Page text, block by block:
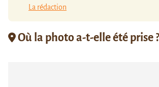
La rédaction
Où la photo a-t-elle été prise ?